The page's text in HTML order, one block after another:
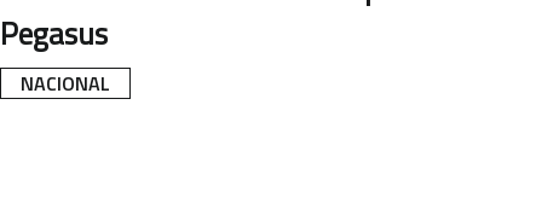
NACIONAL
Pegasus